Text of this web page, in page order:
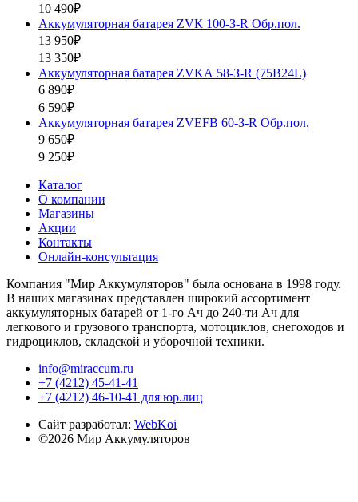
10 490₽
Аккумуляторная батарея ZVК 100-З-R Обр.пол.
13 950₽
13 350₽
Аккумуляторная батарея ZVKА 58-З-R (75B24L)
6 890₽
6 590₽
Аккумуляторная батарея ZVEFB 60-З-R Обр.пол.
9 650₽
9 250₽
Каталог
О компании
Магазины
Акции
Контакты
Онлайн-консультация
Компания "Мир Аккумуляторов" была основана в 1998 году.
В наших магазинах представлен широкий ассортимент
аккумуляторных батарей от 1-го Ач до 240-ти Ач для
легкового и грузового транспорта, мотоциклов, снегоходов и
гидроциклов, складской и уборочной техники.
info@miraccum.ru
+7 (4212) 45-41-41
+7 (4212) 46-10-41 для юр.лиц
Сайт разработал: WebKoi
©2026 Мир Аккумуляторов